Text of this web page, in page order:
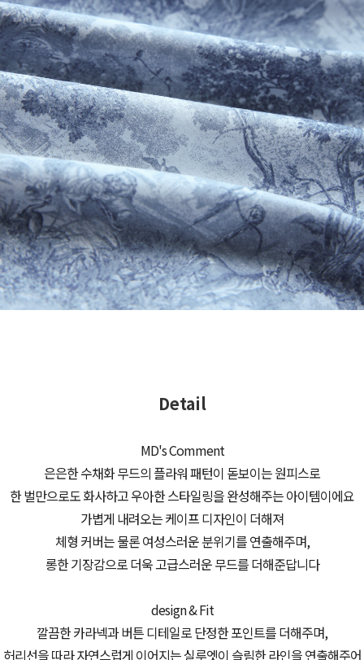
Detail
MD's Comment
은은한 수채화 무드의 플라워 패턴이 돋보이는 원피스로
한 벌만으로도 화사하고 우아한 스타일링을 완성해주는 아이템이에요
가볍게 내려오는 케이프 디자인이 더해져
체형 커버는 물론 여성스러운 분위기를 연출해주며,
롱한 기장감으로 더욱 고급스러운 무드를 더해준답니다
design & Fit
깔끔한 카라넥과 버튼 디테일로 단정한 포인트를 더해주며,
허리선을 따라 자연스럽게 이어지는 실루엣이 슬림한 라인을 연출해주어